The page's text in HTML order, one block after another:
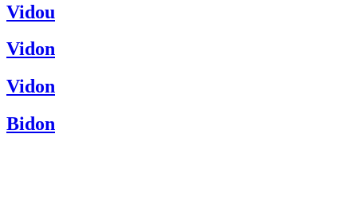
Vidou
Vidon
Vidon
Bidon